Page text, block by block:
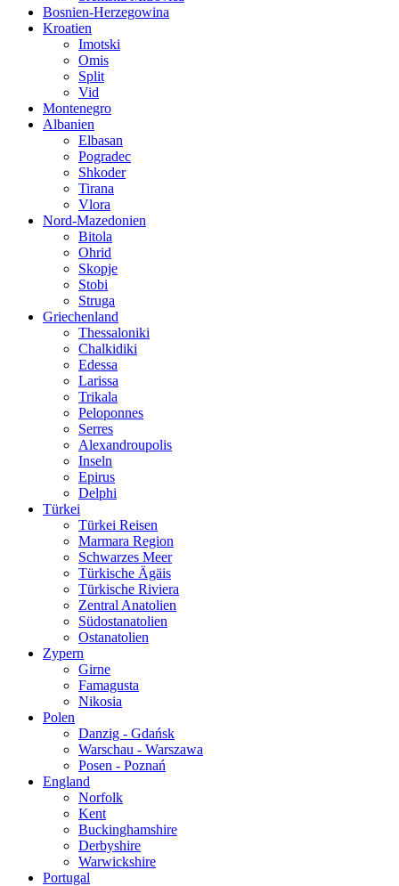
Bosnien-Herzegowina
Kroatien
Imotski
Omis
Split
Vid
Montenegro
Albanien
Elbasan
Pogradec
Shkoder
Tirana
Vlora
Nord-Mazedonien
Bitola
Ohrid
Skopje
Stobi
Struga
Griechenland
Thessaloniki
Chalkidiki
Edessa
Larissa
Trikala
Peloponnes
Serres
Alexandroupolis
Inseln
Epirus
Delphi
Türkei
Türkei Reisen
Marmara Region
Schwarzes Meer
Türkische Ägäis
Türkische Riviera
Zentral Anatolien
Südostanatolien
Ostanatolien
Zypern
Girne
Famagusta
Nikosia
Polen
Danzig - Gdańsk
Warschau - Warszawa
Posen - Poznań
England
Norfolk
Kent
Buckinghamshire
Derbyshire
Warwickshire
Portugal